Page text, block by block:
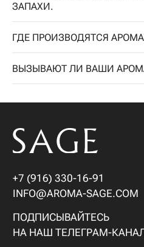
ЗАПАХИ.
ГДЕ ПРОИЗВОДЯТСЯ
ВЫЗЫВАЮТ ЛИ ВАШИ